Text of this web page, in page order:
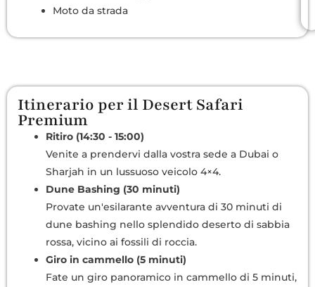
Moto da strada
Itinerario per il Desert Safari
Premium
Ritiro (14:30 - 15:00)
Venite a prendervi dalla vostra sede a Dubai o
Sharjah in un lussuoso veicolo 4×4.
Dune Bashing (30 minuti)
Provate un'esilarante avventura di 30 minuti di
dune bashing nello splendido deserto di sabbia
rossa, vicino ai fossili di roccia.
Giro in cammello (5 minuti)
Fate un giro panoramico in cammello di 5 minuti,